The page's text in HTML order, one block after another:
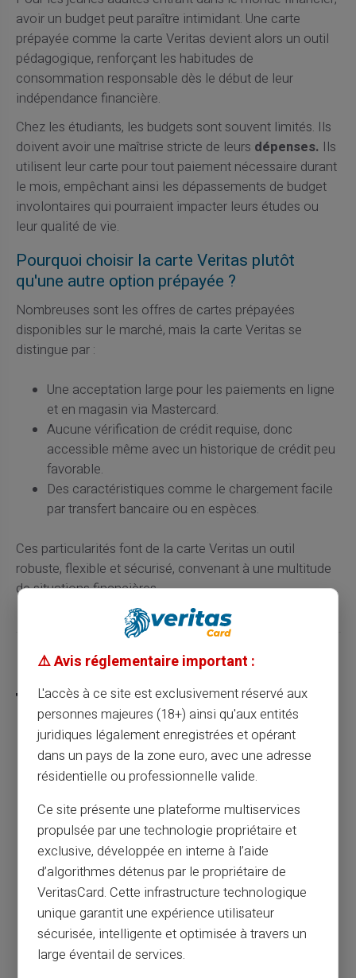
avoir un budget peut paraître intimidant. Une carte
prépayée comme la carte Veritas devient alors un outil
pédagogique, renforçant les habitudes de
consommation responsable dès le début de leur
indépendance financière.
Chez les étudiants, les budgets sont souvent limités. Ils
doivent avoir une maîtrise stricte de leurs dépenses. Ils
utilisent leur carte pour tout paiement nécessaire durant
le mois, empêchant ainsi les dépassements de budget
involontaires qui pourraient impacter leurs études ou
leur qualité de vie.
Pourquoi choisir la carte Veritas plutôt
qu'une autre option prépayée ?
Nombreuses sont les offres de cartes prépayées
disponibles sur le marché, mais la carte Veritas se
distingue par :
Une acceptation large pour les paiements en ligne
et en magasin via Mastercard.
Aucune vérification de crédit requise, donc
accessible même avec un historique de crédit peu
favorable.
Des caractéristiques comme le chargement facile
par transfert bancaire ou en espèces.
Ces particularités font de la carte Veritas un outil
robuste, flexible et sécurisé, convenant à une multitude
de situations financières.
Partager cet article
La carte prépayée : un outil efficace pour
gérer les dépenses familiales
Article précédent
La carte prépayée pour sécuriser les
transactions : une solution innovante sans
compte bancaire
⚠️ Avis réglementaire important :
L'accès à ce site est exclusivement réservé aux
personnes majeures (18+) ainsi qu'aux entités
juridiques légalement enregistrées et opérant
dans un pays de la zone euro, avec une adresse
résidentielle ou professionnelle valide.
Ce site présente une plateforme multiservices
propulsée par une technologie propriétaire et
exclusive, développée en interne à l’aide
d’algorithmes détenus par le propriétaire de
VeritasCard. Cette infrastructure technologique
unique garantit une expérience utilisateur
sécurisée, intelligente et optimisée à travers un
large éventail de services.